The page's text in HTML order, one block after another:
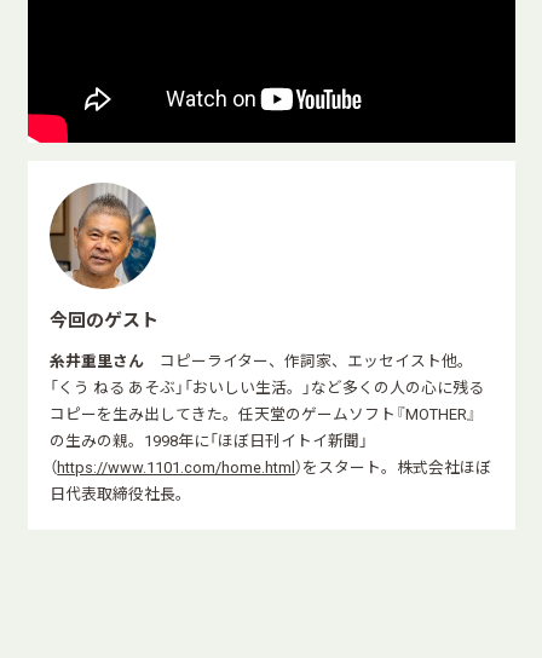
今回のゲスト
糸井重里さん コピーライター、作詞家、エッセイスト他。
「くう ねる あそぶ」「おいしい生活。」など多くの人の心に残る
コピーを生み出してきた。任天堂のゲームソフト『MOTHER』
の生みの親。1998年に「ほぼ日刊イトイ新聞」
（https://www.1101.com/home.html）をスタート。株式会社ほぼ
日代表取締役社長。